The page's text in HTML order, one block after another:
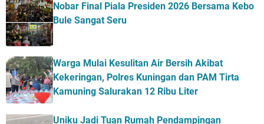
Nobar Final Piala Presiden 2026 Bersama Kebo
Bule Sangat Seru
Warga Mulai Kesulitan Air Bersih Akibat
Kekeringan, Polres Kuningan dan PAM Tirta
Kamuning Salurakan 12 Ribu Liter
Uniku Jadi Tuan Rumah Pendampingan